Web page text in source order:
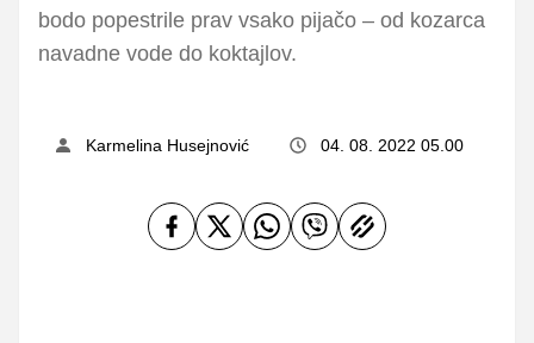
bodo popestrile prav vsako pijačo – od kozarca
navadne vode do koktajlov.
Karmelina Husejnović 04. 08. 2022 05.00